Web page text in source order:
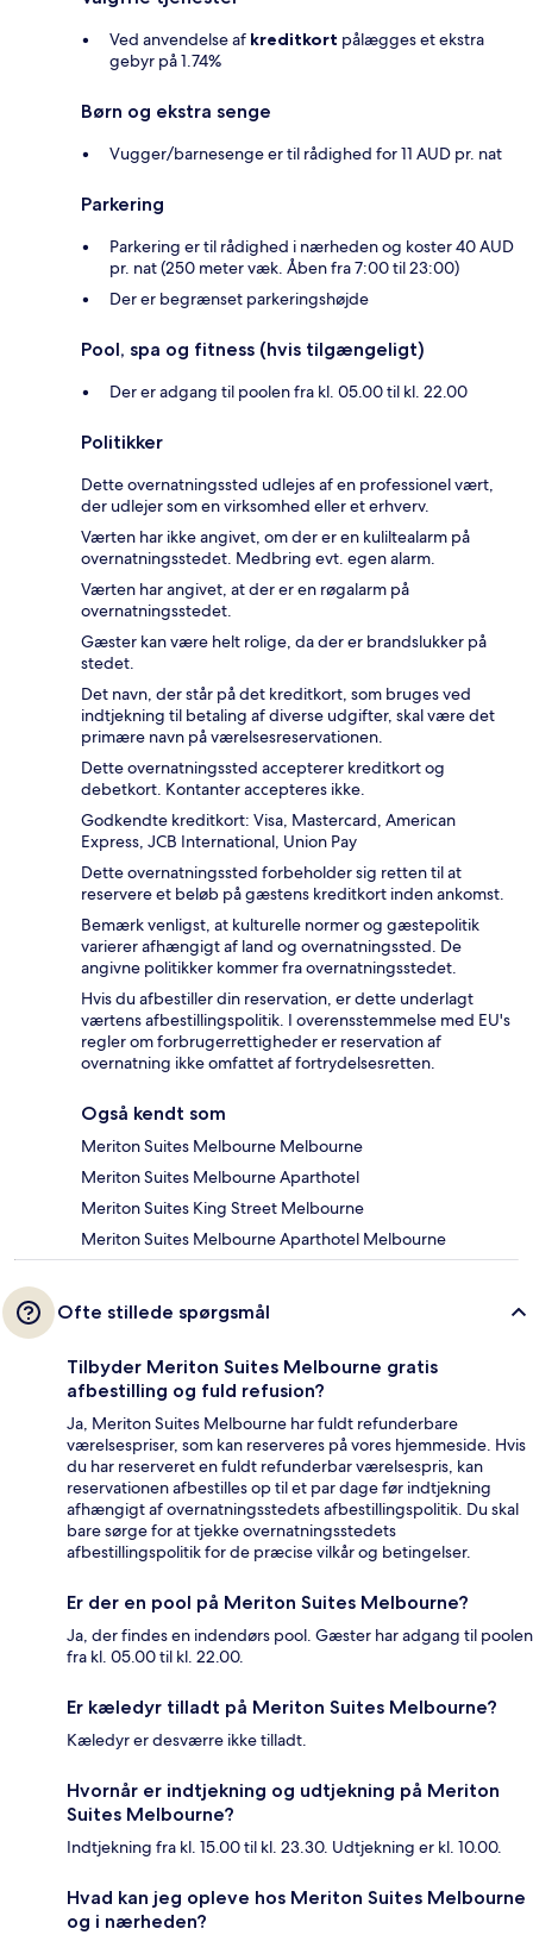
Ved anvendelse af kreditkort pålægges et ekstra
gebyr på 1.74%
Børn og ekstra senge
Vugger/barnesenge er til rådighed for 11 AUD pr. nat
Parkering
Parkering er til rådighed i nærheden og koster 40 AUD
pr. nat (250 meter væk. Åben fra 7:00 til 23:00)
Der er begrænset parkeringshøjde
Pool, spa og fitness (hvis tilgængeligt)
Der er adgang til poolen fra kl. 05.00 til kl. 22.00
Politikker
Dette overnatningssted udlejes af en professionel vært,
der udlejer som en virksomhed eller et erhverv.
Værten har ikke angivet, om der er en kuliltealarm på
overnatningsstedet. Medbring evt. egen alarm.
Værten har angivet, at der er en røgalarm på
overnatningsstedet.
Gæster kan være helt rolige, da der er brandslukker på
stedet.
Det navn, der står på det kreditkort, som bruges ved
indtjekning til betaling af diverse udgifter, skal være det
primære navn på værelsesreservationen.
Dette overnatningssted accepterer kreditkort og
debetkort. Kontanter accepteres ikke.
Godkendte kreditkort: Visa, Mastercard, American
Express, JCB International, Union Pay
Dette overnatningssted forbeholder sig retten til at
reservere et beløb på gæstens kreditkort inden ankomst.
Bemærk venligst, at kulturelle normer og gæstepolitik
varierer afhængigt af land og overnatningssted. De
angivne politikker kommer fra overnatningsstedet.
Hvis du afbestiller din reservation, er dette underlagt
værtens afbestillingspolitik. I overensstemmelse med EU's
regler om forbrugerrettigheder er reservation af
overnatning ikke omfattet af fortrydelsesretten.
Også kendt som
Meriton Suites Melbourne Melbourne
Meriton Suites Melbourne Aparthotel
Meriton Suites King Street Melbourne
Meriton Suites Melbourne Aparthotel Melbourne
Ofte stillede spørgsmål
Tilbyder Meriton Suites Melbourne gratis
afbestilling og fuld refusion?
Ja, Meriton Suites Melbourne har fuldt refunderbare
værelsespriser, som kan reserveres på vores hjemmeside. Hvis
du har reserveret en fuldt refunderbar værelsespris, kan
reservationen afbestilles op til et par dage før indtjekning
afhængigt af overnatningsstedets afbestillingspolitik. Du skal
bare sørge for at tjekke overnatningsstedets
afbestillingspolitik for de præcise vilkår og betingelser.
Er der en pool på Meriton Suites Melbourne?
Ja, der findes en indendørs pool. Gæster har adgang til poolen
fra kl. 05.00 til kl. 22.00.
Er kæledyr tilladt på Meriton Suites Melbourne?
Kæledyr er desværre ikke tilladt.
Hvornår er indtjekning og udtjekning på Meriton
Suites Melbourne?
Indtjekning fra kl. 15.00 til kl. 23.30. Udtjekning er kl. 10.00.
Hvad kan jeg opleve hos Meriton Suites Melbourne
og i nærheden?